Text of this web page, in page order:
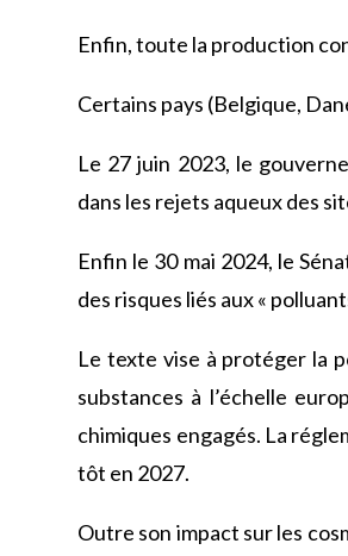
Enfin, toute la production
Certains pays (Belgique,
Le 27 juin 2023, le
dans les rejets aqueux des
Enfin le 30 mai 2024, le
des risques liés aux «
Le texte vise à protéger la
substances à l’échelle
chimiques engagés. La
tôt en 2027.
Outre son impact sur les